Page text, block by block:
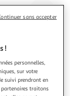
à
!
personnelles,
sur votre
suivi prendront en
partenaires traitons
sans accepter